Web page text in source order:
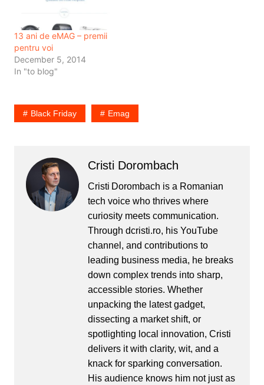
13 ani de eMAG – premii
pentru voi
December 5, 2014
In "to blog"
Black Friday Emag
Cristi Dorombach
Cristi Dorombach is a Romanian
tech voice who thrives where
curiosity meets communication.
Through dcristi.ro, his YouTube
channel, and contributions to
leading business media, he breaks
down complex trends into sharp,
accessible stories. Whether
unpacking the latest gadget,
dissecting a market shift, or
spotlighting local innovation, Cristi
delivers it with clarity, wit, and a
knack for sparking conversation.
His audience knows him not just as